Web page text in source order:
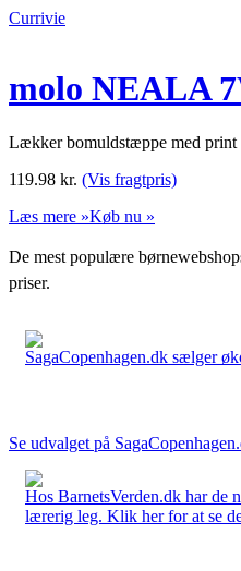
Currivie
molo NEALA
Lækker bomuldstæppe med print
119.98 kr. (Vis fragtpris)
Læs mere »Køb nu »
De mest populære
priser.
SagaCopenhagen.dk sælger
Se udvalget på
Hos BarnetsVerden.dk har de
lærerig leg. Klik her for at se